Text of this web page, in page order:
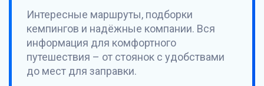
Интересные маршруты, подборки
кемпингов и надёжные компании. Вся
информация для комфортного
путешествия – от стоянок с удобствами
до мест для заправки.